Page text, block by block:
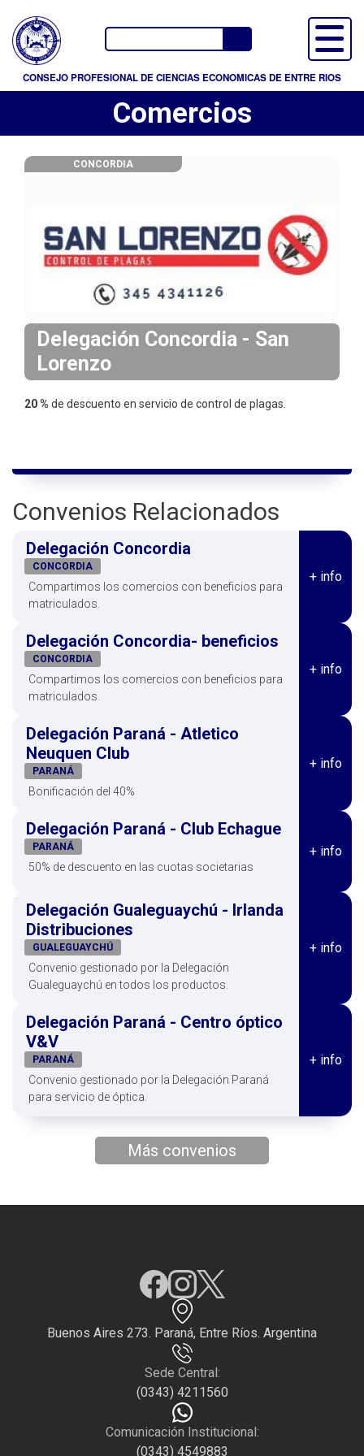
a
s
a
r
a
l
c
e
n
d
p
i
n
a
CONSEJO PROFESIONAL DE CIENCIAS ECONOMICAS DE ENTRE RIOS
Buscador
Comercios
CONCORDIA
Delegación Concordia - San
Lorenzo
20 % de descuento en servicio de control de plagas.
Convenios Relacionados
Delegación Concordia
CONCORDIA
Compartimos los comercios con beneficios para
matriculados.
+ info
Delegación Concordia- beneficios
CONCORDIA
Compartimos los comercios con beneficios para
matriculados.
+ info
Delegación Paraná - Atletico
Neuquen Club
PARANÁ
Bonificación del 40%
+ info
Delegación Paraná - Club Echague
PARANÁ
50% de descuento en las cuotas societarias
+ info
Delegación Gualeguaychú - Irlanda
Distribuciones
GUALEGUAYCHÚ
Convenio gestionado por la Delegación
Gualeguaychú en todos los productos.
+ info
Delegación Paraná - Centro óptico
V&V
PARANÁ
Convenio gestionado por la Delegación Paraná
para servicio de óptica.
+ info
Más convenios
Buenos Aires 273. Paraná, Entre Ríos. Argentina
Sede Central:
(0343) 4211560
Comunicación Institucional:
(0343) 4549883